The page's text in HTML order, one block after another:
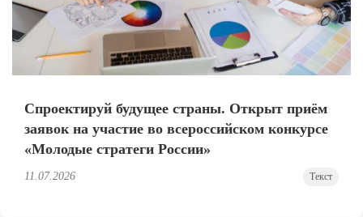
Спроектируй будущее страны. Открыт приём
заявок на участие во всероссийском конкурсе
«Молодые стратеги России»
11.07.2026 Текст